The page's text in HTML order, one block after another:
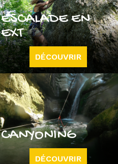
ESCALADE EN
EXT
DÉCOUVRIR
CANYONING
DÉCOUVRIR